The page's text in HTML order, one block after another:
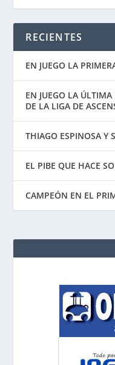
RECIENTES
EN JUEGO LA
EN JUEGO LA
DE LA LIGA DE
THIAGO ESPINOSA Y
EL PIBE QUE HACE
CAMPEÓN EN EL